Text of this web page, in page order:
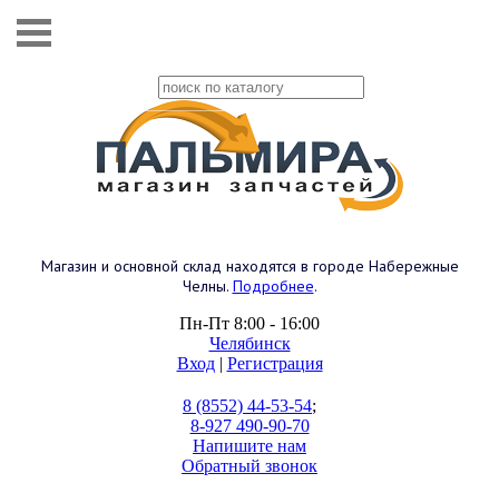
Магазин и основной склад находятся в городе Набережные
Челны. Подробнее.
Пн-Пт 8:00 - 16:00
Челябинск
Вход| Регистрация
8 (8552) 44-53-54;
8-927 490-90-70
Напишите нам
Обратный звонок